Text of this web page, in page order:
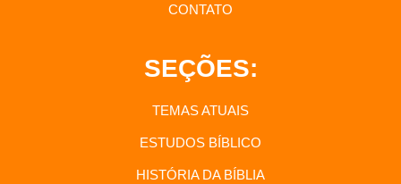
CONTATO
SEÇÕES:
TEMAS ATUAIS
ESTUDOS BÍBLICO
HISTÓRIA DA BÍBLIA